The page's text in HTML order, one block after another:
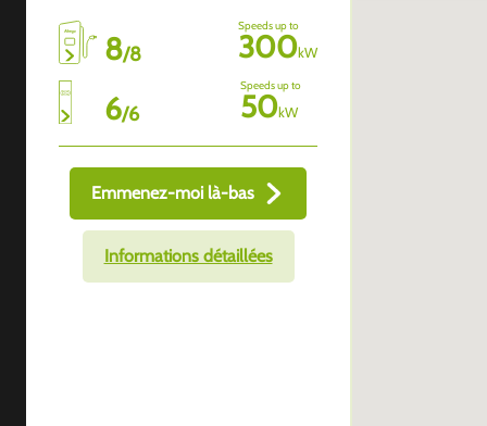
8/8
Speeds up to
300kW
6/6
Speeds up to
50kW
Emmenez-moi là-bas
Informations détaillées